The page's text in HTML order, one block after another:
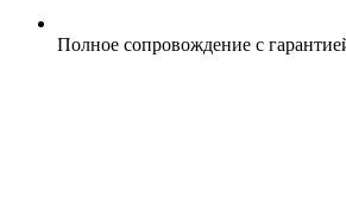
Полное сопровождение с